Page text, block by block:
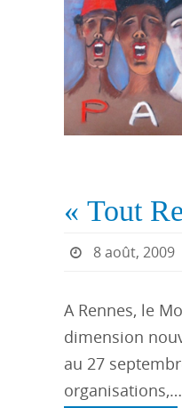
« Tout
8 août, 2009
A Rennes, le
dimension
au 27
organisations,…